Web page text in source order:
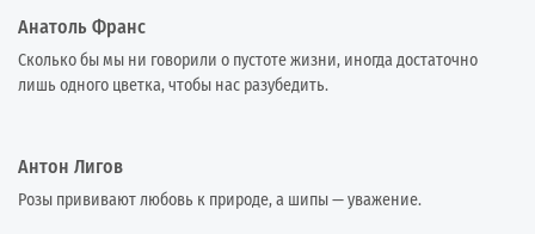
Анатоль Франс
Сколько бы мы ни говорили о пустоте жизни, иногда достаточно
лишь одного цветка, чтобы нас разубедить.
Антон Лигов
Розы прививают любовь к природе, а шипы — уважение.